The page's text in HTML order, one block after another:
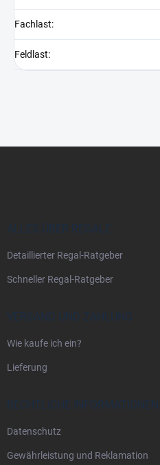
Fachlast:
Feldlast:
ALLES ÜBER REGALE
Detaillierter Regal-Ratgeber
Schneller Regal-Ratgeber
VERSAND UND ZAHLUNG
Wie kaufe ich ein?
Lieferung
RECHTLICHE INFORMATIONEN
Datenschutz
Gewährleistung und Reklamation